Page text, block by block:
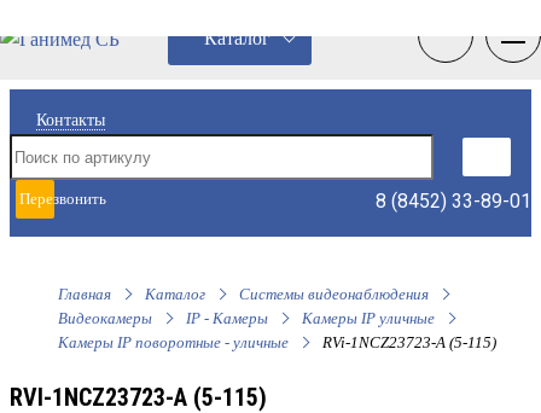
Контакты
Перезвонить
мне
8 (8452) 33-89-01
Каталог
Главная Каталог
Системы видеонаблюдения
Видеокамеры
IP - Камеры
Камеры IP уличные
Камеры IP поворотные - уличные
RVi-1NCZ23723-A (5-115)
RVI-1NCZ23723-A (5-115)